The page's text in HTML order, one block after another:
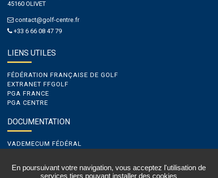
45160 OLIVET
contact@golf-centre.fr
+33 6 66 08 47 79
LIENS UTILES
FÉDÉRATION FRANÇAISE DE GOLF
EXTRANET FFGOLF
PGA FRANCE
PGA CENTRE
DOCUMENTATION
VADEMECUM FÉDÉRAL
En poursuivant votre navigation, vous acceptez l'utilisation de
services tiers pouvant installer des cookies